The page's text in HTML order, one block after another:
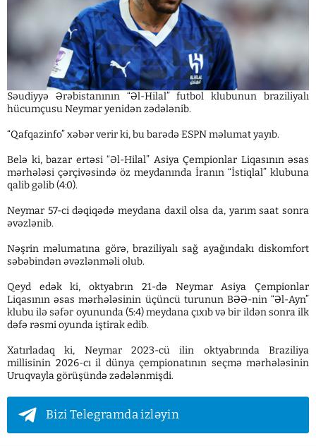
Səudiyyə Ərəbistanının “Əl-Hilal” futbol klubunun braziliyalı
hücumçusu Neymar yenidən zədələnib.
“Qafqazinfo” xəbər verir ki, bu barədə ESPN məlumat yayıb.
Belə ki, bazar ertəsi “Əl-Hilal” Asiya Çempionlar Liqasının əsas
mərhələsi çərçivəsində öz meydanında İranın “İstiqlal” klubuna
qalib gəlib (4:0).
Neymar 57-ci dəqiqədə meydana daxil olsa da, yarım saat sonra
əvəzlənib.
Nəşrin məlumatına görə, braziliyalı sağ ayağındakı diskomfort
səbəbindən əvəzlənməli olub.
Qeyd edək ki, oktyabrın 21-də Neymar Asiya Çempionlar
Liqasının əsas mərhələsinin üçüncü turunun BƏƏ-nin “Əl-Ayn”
klubu ilə səfər oyununda (5:4) meydana çıxıb və bir ildən sonra ilk
dəfə rəsmi oyunda iştirak edib.
Xatırladaq ki, Neymar 2023-cü ilin oktyabrında Braziliya
millisinin 2026-cı il dünya çempionatının seçmə mərhələsinin
Uruqvayla görüşündə zədələnmişdi.
Bizi Telegramda izləyin